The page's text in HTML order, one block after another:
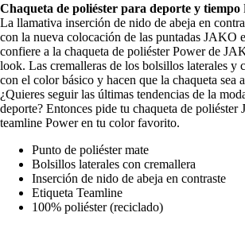
Chaqueta de poliéster para deporte y tiempo
La llamativa inserción de nido de abeja en
con la nueva colocación de las puntadas JAKO
confiere a la chaqueta de poliéster Power de
look. Las cremalleras de los bolsillos laterales y
con el color básico y hacen que la chaqueta sea
¿Quieres seguir las últimas tendencias de la
deporte? Entonces pide tu chaqueta de
teamline Power en tu color favorito.
Punto de poliéster mate
Bolsillos laterales con cremallera
Inserción de nido de abeja en contraste
Etiqueta Teamline
100% poliéster (reciclado)